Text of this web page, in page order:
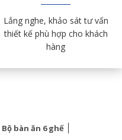
Lắng nghe, khảo sát tư vấn
thiết kế phù hợp cho khách
hàng
Bộ bàn ăn 6 ghế